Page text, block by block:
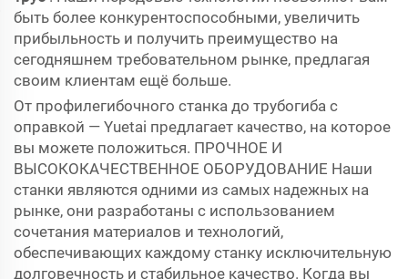
быть более конкурентоспособными, увеличить
прибыльность и получить преимущество на
сегодняшнем требовательном рынке, предлагая
своим клиентам ещё больше.
От профилегибочного станка до трубогиба с
оправкой — Yuetai предлагает качество, на которое
вы можете положиться. ПРОЧНОЕ И
ВЫСОКОКАЧЕСТВЕННОЕ ОБОРУДОВАНИЕ Наши
станки являются одними из самых надежных на
рынке, они разработаны с использованием
сочетания материалов и технологий,
обеспечивающих каждому станку исключительную
долговечность и стабильное качество. Когда вы